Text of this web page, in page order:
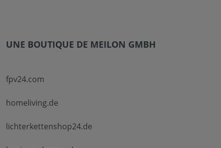
UNE BOUTIQUE DE MEILON GMBH
fpv24.com
homeliving.de
lichterkettenshop24.de